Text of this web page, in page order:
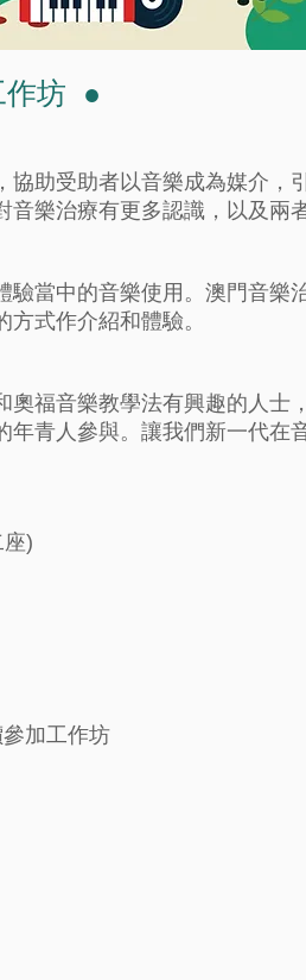
作坊 ●
助受助者以音樂成為媒介，
樂治療有更多認識，以及兩
當中的音樂使用。澳門音樂
式作介紹和體驗。
福音樂教學法有興趣的人士，
青人參與。讓我們新一代在
)
加工作坊